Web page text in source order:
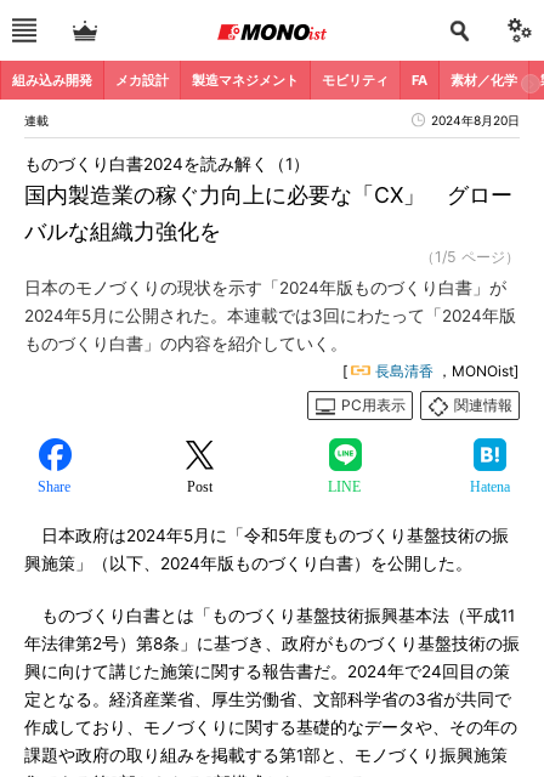
組み込み開発 メカ設計 製造マネジメント モビリティ FA 素材／化学
連載 2024年8月20日
国内製造業の稼ぐ力向上に必要な「CX」 グロー
バルな組織力強化を
ものづくり白書2024を読み解く（1）
（1/5 ページ）
日本のモノづくりの現状を示す「2024年版ものづくり白書」が
2024年5月に公開された。本連載では3回にわたって「2024年版
ものづくり白書」の内容を紹介していく。
[ 長島清香 ，MONOist]
PC用表示
関連情報
Share Post LINE Hatena
日本政府は2024年5月に「令和5年度ものづくり基盤技術の振
興施策」（以下、2024年版ものづくり白書）を公開した。
ものづくり白書とは「ものづくり基盤技術振興基本法（平成11
年法律第2号）第8条」に基づき、政府がものづくり基盤技術の振
興に向けて講じた施策に関する報告書だ。2024年で24回目の策
定となる。経済産業省、厚生労働省、文部科学省の3省が共同で
作成しており、モノづくりに関する基礎的なデータや、その年の
課題や政府の取り組みを掲載する第1部と、モノづくり振興施策